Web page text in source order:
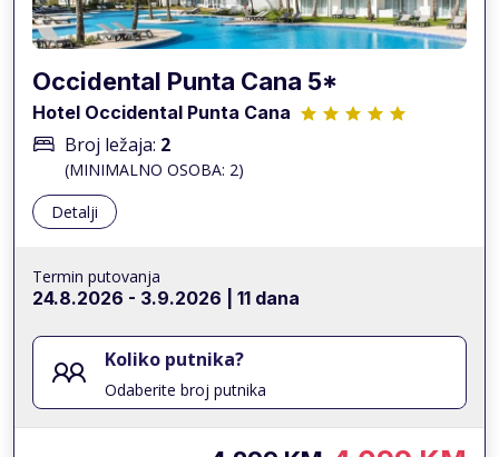
Occidental Punta Cana 5*
Hotel Occidental Punta Cana
Broj ležaja: 2
(MINIMALNO OSOBA: 2)
Detalji
Termin putovanja
24.8.2026 - 3.9.2026 | 11 dana
Koliko putnika?
Odaberite broj putnika